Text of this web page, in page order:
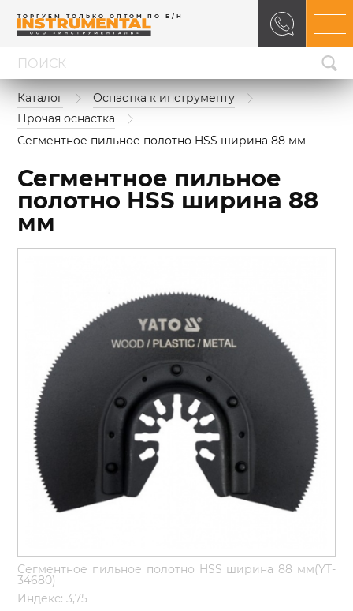
ТОРГУЕМ ТОЛЬКО ОПТОМ ПО Б/Н
Каталог
Оснастка к инструменту
Прочая оснастка
Сегментное пильное полотно HSS ширина 88 мм
Сегментное пильное
полотно HSS ширина 88
мм
Сегментное пильное полотно HSS ширина 88 мм(YT-
34680)
Индекс: 3,75